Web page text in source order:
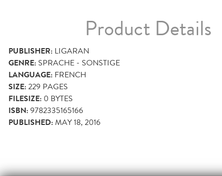
Product Details
PUBLISHER: LIGARAN
GENRE: SPRACHE - SONSTIGE
LANGUAGE: FRENCH
SIZE:229 PAGES
FILESIZE: 0 BYTES
ISBN:9782335165166
PUBLISHED:MAY 18, 2016